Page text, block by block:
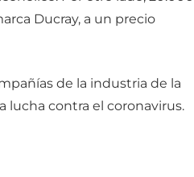
Ducray, a un precio
de la industria de la
lucha contra el coronavirus.